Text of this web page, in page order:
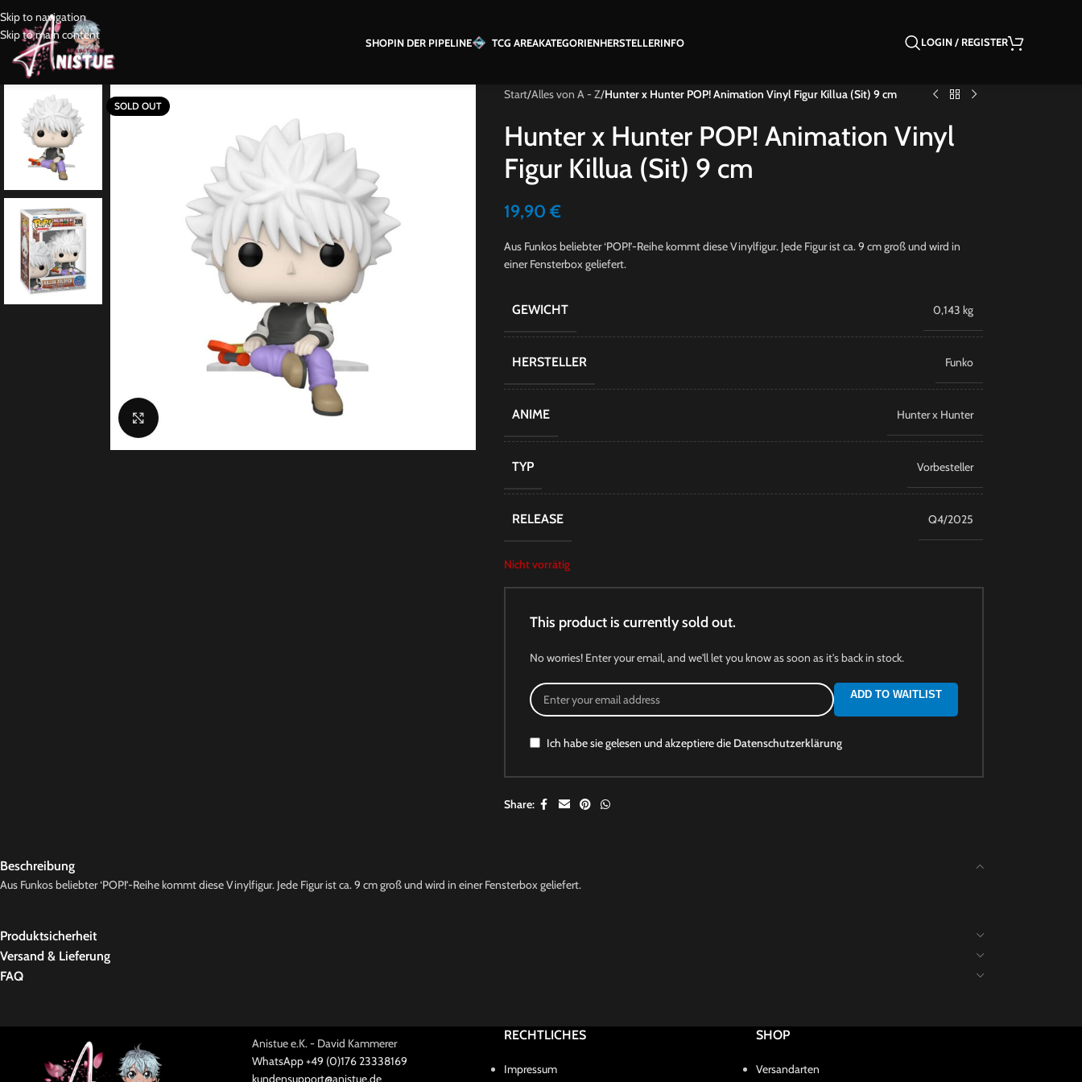
Skip to navigation
Skip to main content
SHOPIN DER PIPELINE TCG AREAKATEGORIENHERSTELLERINFO LOGIN / REGISTER
SOLD OUT
Start/Alles von A - Z/Hunter x Hunter POP! Animation Vinyl Figur Killua (Sit) 9 cm
Hunter x Hunter POP! Animation Vinyl
Figur Killua (Sit) 9 cm
19,90€
Aus Funkos beliebter ‘POP!’-Reihe kommt diese Vinylfigur. Jede Figur ist ca. 9 cm groß und wird in
einer Fensterbox geliefert.
GEWICHT 0,143 kg
HERSTELLER Funko
ANIME Hunter x Hunter
TYP Vorbesteller
RELEASE Q4/2025
Nicht vorrätig
This product is currently sold out.
No worries! Enter your email, and we'll let you know as soon as it's back in stock.
ADD TO WAITLIST
Ich habe sie gelesen und akzeptiere die Datenschutzerklärung
Share:
Beschreibung
Aus Funkos beliebter ‘POP!’-Reihe kommt diese Vinylfigur. Jede Figur ist ca. 9 cm groß und wird in einer Fensterbox geliefert.
Produktsicherheit
Versand & Lieferung
FAQ
Anistue e.K. - David Kammerer
WhatsApp +49 (0)176 23338169
kundensupport@anistue.de
RECHTLICHES
Impressum
SHOP
Versandarten